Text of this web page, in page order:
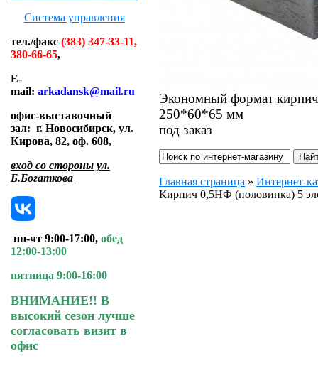
Система управления
тел./факс (383) 347-33-11,
380-66-65,
E-
mail: arkadansk@mail.ru
офис-выставочный
зал: г. Новосибирск, ул.
Кирова, 82, оф. 608,
вход со стороны ул.
Б.Богаткова
пн-чт 9:00-17:00, обед
12:00-13:00
пятница 9:00-16:00
ВНИМАНИЕ!! В
высокий сезон лучше
согласовать визит в
офис
Экономный формат
250*60*65 мм
под заказ
Главная страница » Интернет-
Кирпич 0,5НФ (половинка) 5